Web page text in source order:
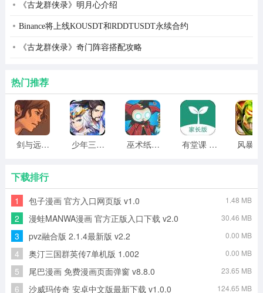
输入计划起床时间，APP基于睡眠周期原理，为用户推荐
科学的入睡时间，明确标注推荐入睡时段与不推荐时段，
帮助用户合理规划睡前准备，避免睡眠不足影响健康。
用户输入计划入睡时间，APP会测算出不同睡眠时长对应
的起床时间，帮助用户找到最适配自身作息的起床节点，
减少起床困难与困倦感。
3、睡眠时长与状态分析
记录用户的入睡与起床时间，自动计算实际睡眠时长，同
时分析睡眠质量，给出睡眠充足、状态良好等反馈;还可根
据起床时间推算当前精神状态，提供休息建议。
4、白噪音定时助眠服务
提供自然、环境等多类白噪音资源，如雨声、篝火、森林
声等，用户可设置5-45分钟定时停止，在舒缓音效中放松
《古龙群侠录》明月心介绍
Binance将上线KOUSDT和RDDTUSDT永续合约
《古龙群侠录》奇门阵容搭配攻略
热门推荐
剑与远行人全角色版 vv1.14 少年三国志2无限元宝版最新版 vv5.3.9 巫术纸牌游戏 vv1.1.14 有堂课 v1.2.2
下载排行
1 包子漫画 官方入口网页版 v1.0 1.48 MB
2 漫蛙MANWA漫画 官方正版入口下载 v2.0 30.46 MB
3 pvz融合版 2.1.4最新版 v2.2 0.00 MB
4 奥汀三国群英传7单机版 1.002 0.00 MB
5 尾巴漫画 免费漫画页面弹窗 v8.8.0 23.65 MB
6 沙威玛传奇 安卓中文版最新下载 v1.0.0 124.65 MB